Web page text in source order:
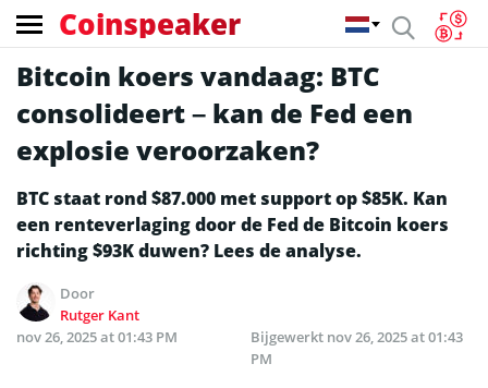
Coinspeaker
Bitcoin koers vandaag: BTC
consolideert – kan de Fed een
explosie veroorzaken?
BTC staat rond $87.000 met support op $85K. Kan
een renteverlaging door de Fed de Bitcoin koers
richting $93K duwen? Lees de analyse.
Door
Rutger Kant
nov 26, 2025 at 01:43 PM
Bijgewerkt nov 26, 2025 at 01:43
PM